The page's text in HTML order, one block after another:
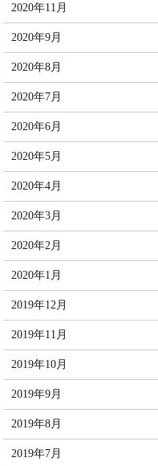
2020年11月
2020年9月
2020年8月
2020年7月
2020年6月
2020年5月
2020年4月
2020年3月
2020年2月
2020年1月
2019年12月
2019年11月
2019年10月
2019年9月
2019年8月
2019年7月